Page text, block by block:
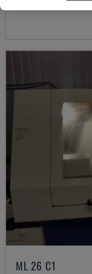
ML 26 C1